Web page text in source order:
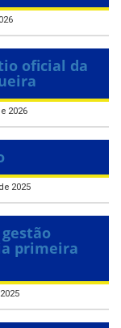
oficial da
2026
2025
primeira